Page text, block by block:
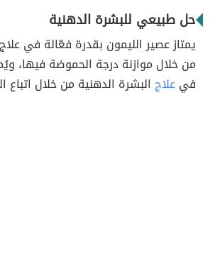
حل طبيعي للبشرة الدهنية
يمتاز عصير الليمون بقدرة فعّالة في
من خلال موازنة درجة الحموضة فيها،
فيعلاج البشرة الدهنية من خلال اتباع